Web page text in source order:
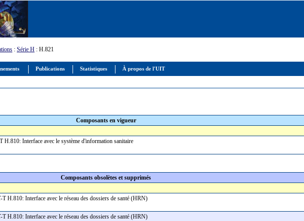
Publications Statistiques À propos de l'UIT
: Série H : H.821
Composants en vigueur
H.810: Interface avec le système d'information sanitaire
Composants obsolètes et supprimés
H.810: Interface avec le réseau des dossiers de santé (HRN)
H.810: Interface avec le réseau des dossiers de santé (HRN)